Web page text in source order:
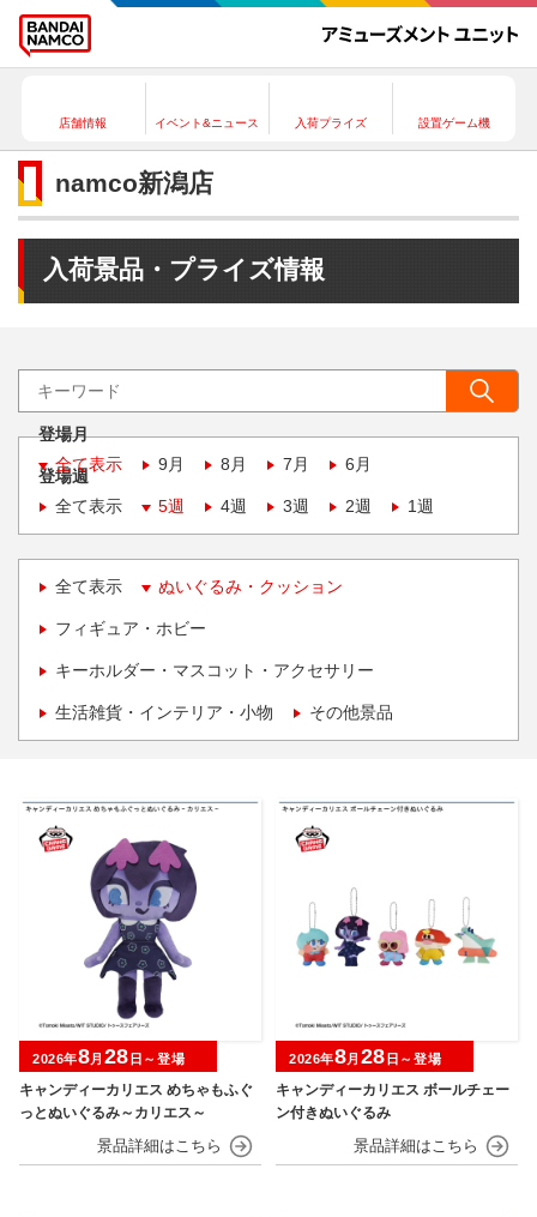
店舗情報 イベント&ニュース 入荷プライズ 設置ゲーム機
namco新潟店
入荷景品・プライズ情報
登場月
全て表示
9月 8月 7月 6月
登場週
全て表示
5週 4週 3週 2週 1週
全て表示 ぬいぐるみ・クッション
フィギュア・ホビー
キーホルダー・マスコット・アクセサリー
生活雑貨・インテリア・小物 その他景品
キャンディーカリエス めちゃもふぐ
っとぬいぐるみ～カリエス～
2026年8月 28 日～登場
キャンディーカリエス ボールチェー
ン付きぬいぐるみ
2026年8月 28 日～登場